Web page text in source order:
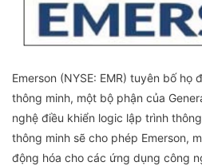
Emerson (NYSE: EMR) tuyên bố họ
thông minh, một bộ phận của
nghệ điều khiển logic lập trình
thông minh sẽ cho phép Emerson,
động hóa cho các ứng dụng công